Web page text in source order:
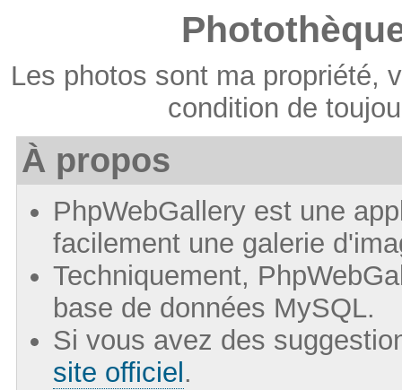
Les photos sont ma propriété,
condition de
À propos
PhpWebGallery est une
facilement une galerie
Techniquement,
base de données MySQL.
Si vous avez des
site officiel .